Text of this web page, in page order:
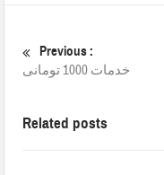
Previous :
خدمات 1000 تومانی
Related posts